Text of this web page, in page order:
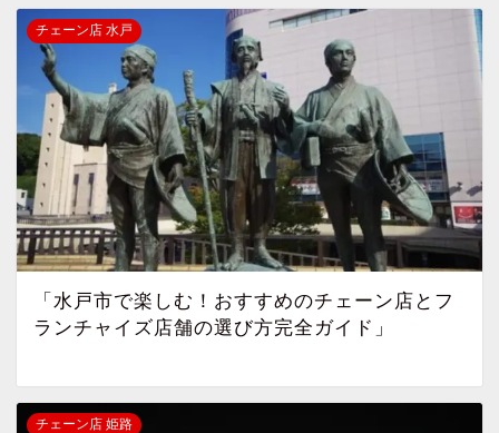
チェーン店 水戸
「水戸市で楽しむ！おすすめのチェーン店とフ
ランチャイズ店舗の選び方完全ガイド」
チェーン店 姫路